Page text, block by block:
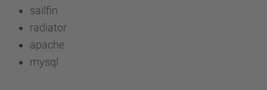
sailfin
radiator
apache
mysql